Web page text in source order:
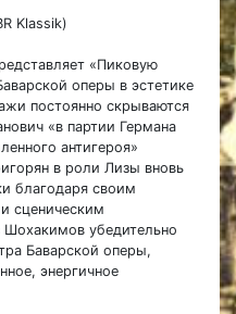
Klassik)
«Пиковую
оперы в эстетике
постоянно скрываются
«в партии Германа
антигероя»
в роли Лизы вновь
благодаря своим
сценическим
убедительно
Баварской оперы,
энергичное